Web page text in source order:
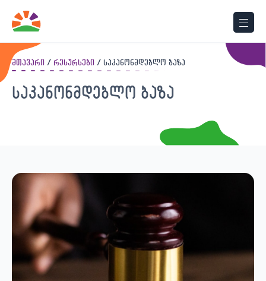
მთავარი რესურსები საკანონმდებლო ბაზა
საკანონმდებლო ბაზა